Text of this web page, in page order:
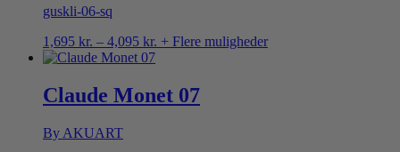
guskli-06-sq
1,695 kr. – 4,095 kr. Prisinterval:
4,095 kr.
+ Flere muligheder
Claude Monet 07
By AKUART